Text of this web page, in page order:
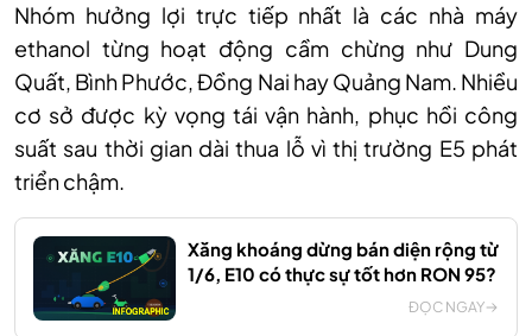
Nhóm hưởng lợi trực tiếp nhất là các nhà máy
ethanol từng hoạt động cầm chừng như Dung
Quất, Bình Phước, Đồng Nai hay Quảng Nam. Nhiều
cơ sở được kỳ vọng tái vận hành, phục hồi công
suất sau thời gian dài thua lỗ vì thị trường E5 phát
triển chậm.
Xăng khoáng dừng bán diện rộng từ
1/6, E10 có thực sự tốt hơn RON 95?
ĐỌC NGAY